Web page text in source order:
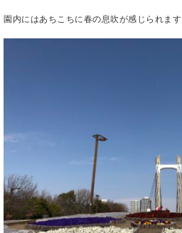
園内にはあちこちに春の息吹が感じられます